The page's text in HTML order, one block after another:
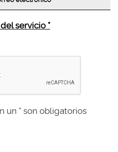
servicio *
un * son obligatorios